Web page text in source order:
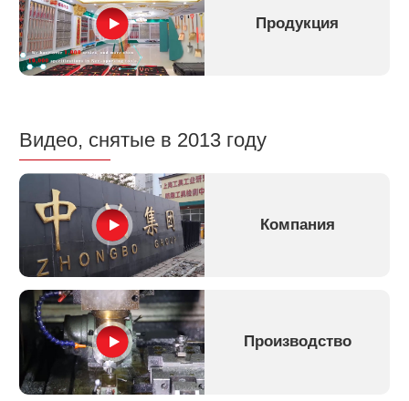
Продукция
Видео, снятые в 2013 году
Компания
Производство